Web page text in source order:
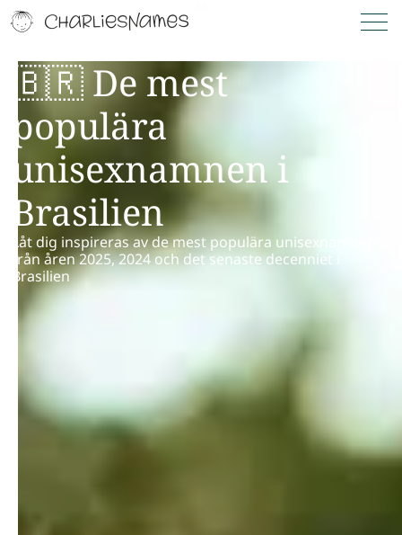
🇧🇷 De mest
populära
unisexnamnen i
Brasilien
Låt dig inspireras av de mest populära unisexnamnen
från åren 2025, 2024 och det senaste decenniet i
Brasilien